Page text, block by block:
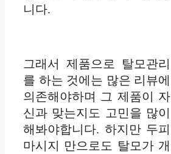
니다.
그래서 제품으로 탈모관리
를 하는 것에는 많은 리뷰에
의존해야하며 그 제품이 자
신과 맞는지도 고민을 많이
해봐야합니다. 하지만 두피
마시지 만으로도 탈모가 개